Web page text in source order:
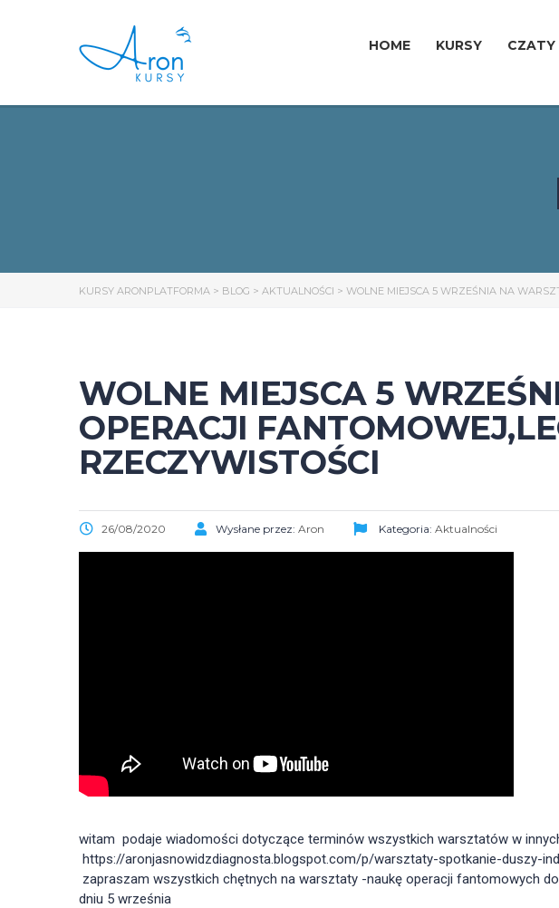
HOME KURSY CZATY
KURSY ARONPLATFORMA > BLOG > AKTUALNOŚCI > WOLNE MIEJSCA 5 WRZEŚNIA NA
WOLNE MIEJSCA 5
OPERACJI
RZECZYWISTOŚCI
26/08/2020 Wysłane przez: Aron Kategoria: Aktualności
witam  podaje wiadomości dotyczące terminów wszystkich warsztatów w
https://aronjasnowidzdiagnosta.blogspot.com/p/warsztaty-spotkanie-duszy-
dniu 5 września